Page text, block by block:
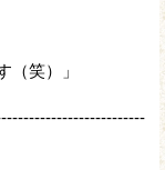
（笑）」